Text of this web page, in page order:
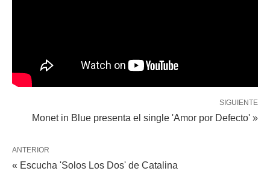
SIGUIENTE
Monet in Blue presenta el single 'Amor por Defecto' »
ANTERIOR
« Escucha 'Solos Los Dos' de Catalina